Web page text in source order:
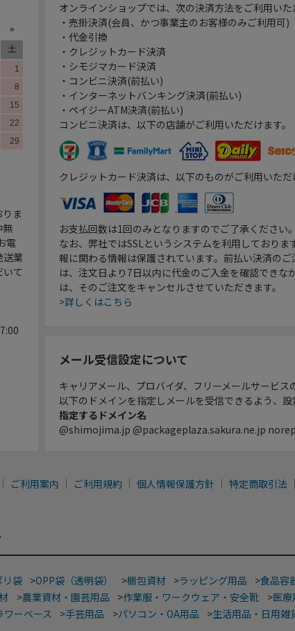
ま
無
電
送業
て
オンラインショップでは、次の決済方法をご利用いた
・売掛決済(会員、かつ事業主のお客様のみご利用可)
・代金引換
・クレジットカード決済
・シモジマカード決済
・コンビニ決済(前払い)
・インターネットバンキング決済(前払い)
・ペイジーATM決済(前払い)
コンビニ決済は、以下の店舗がご利用いただけます。
クレジットカード決済は、以下のものがご利用いただ
お支払回数は1回のみとなりますのでご了承ください。
なお、弊社ではSSLというシステムを利用しておりま
報に関わる情報は保護されています。前払い決済のご
は、注文日より7日以内に代金のご入金を確認できな
は、そのご注文をキャンセルさせていただきます。
>詳しくはこちら
メール受信設定について
キャリアメール、プロバイダ、フリーメールサービ
以下のドメインを指定しメールを受信できるよう、設
指定するドメイン名
@shimojima.jp @packageplaza.sakura.ne.jp
ご利用案内 ご利用規約 個人情報保護方針 特定商取引法
リ袋 >OPP袋（透明袋） >梱包資材 >ラッピング用品 >食品容
>農業資材・園芸用品 >作業服・ワークウェア・安全靴 >医療
ワーベース >手芸用品 >パソコン・OA用品 >生活用品・日用雑